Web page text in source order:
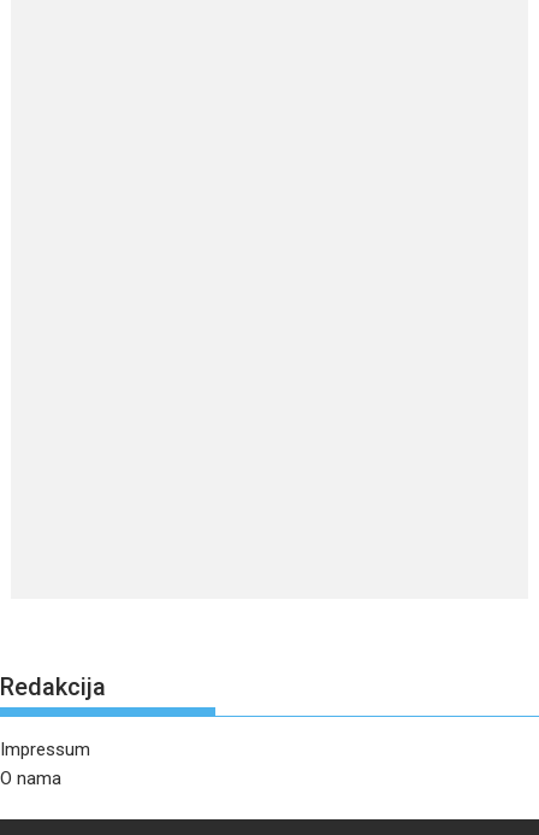
Redakcija
Impressum
O nama